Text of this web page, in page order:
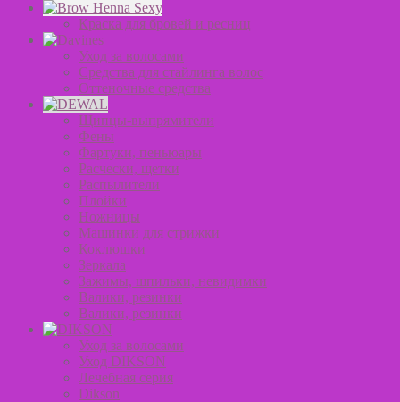
Краска для бровей и ресниц
Уход за волосами
Средства для стайлинга волос
Оттеночные средства
Щипцы-выпрямители
Фены
Фартуки, пеньюары
Расчески, щетки
Распылители
Плойки
Ножницы
Машинки для стрижки
Коклюшки
Зеркала
Зажимы, шпильки, невидимки
Валики, резинки
Валики, резинки
Уход за волосами
Уход DIKSON
Лечебная серия
Dikson